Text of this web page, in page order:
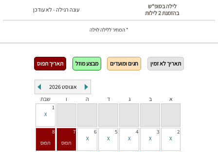
לילה בסופ“ש
בהזמנת 2 לילות
עונה רגילה - לא עודכן
* המחיר ללילה לוילה
תאריך לא זמין חגים ומועדים מבצע מוזל תאריך תפוס
אוגוסט2026
א
ב ג ד ה ו שבת
1
2
3
4
5
6
7
8